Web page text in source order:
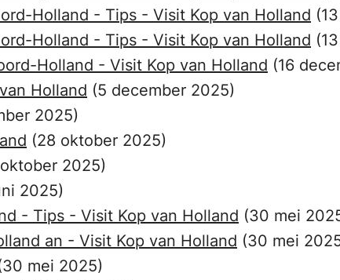
Holland - Tips - Visit Kop van Holland
Holland - Tips - Visit Kop van Holland
Holland - Visit Kop van Holland (16
Holland (5 december 2025)
2025)
(28 oktober 2025)
2025)
2025)
- Tips - Visit Kop van Holland (30 mei
an - Visit Kop van Holland (30 mei
mei 2025)